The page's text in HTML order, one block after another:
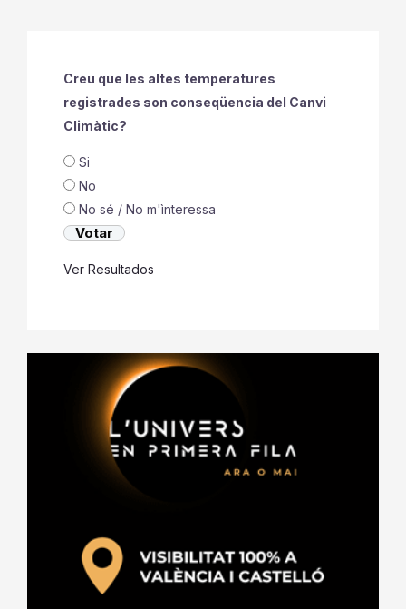
Creu que les altes temperatures
registrades son conseqüencia del Canvi
Climàtic?
Si
No
No sé / No m'ìnteressa
Ver Resultados